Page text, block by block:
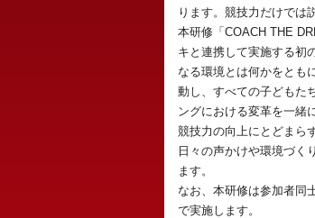
ります。競技力だけでは
本研修「COACH THE
キと連携して実施する初
なる環境とは何かをとも
動し、すべての子どもた
ングにおける変革を一緒
競技力の向上にとどまら
日々の声かけや環境づく
ます。
なお、本研修は参加者同
で実施します。